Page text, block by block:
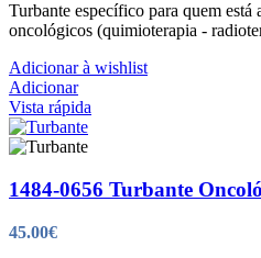
Turbante específico para quem está
oncológicos (quimioterapia -
Adicionar à wishlist
Adicionar
Vista rápida
1484-0656 Turbante
45.00€